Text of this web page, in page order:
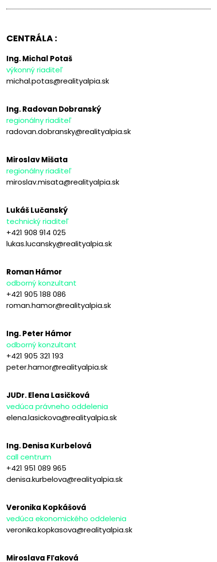
CENTRÁLA :
Ing. Michal Potaš
výkonný riaditeľ
michal.potas@realityalpia.sk
Ing. Radovan Dobranský
regionálny riaditeľ
radovan.dobransky@realityalpia.sk
Miroslav Mišata
regionálny riaditeľ
miroslav.misata@realityalpia.sk
Lukáš Lučanský
technický riaditeľ
+421 908 914 025
lukas.lucansky@realityalpia.sk
Roman Hámor
odborný konzultant
+421 905 188 086
roman.hamor@realityalpia.sk
Ing. Peter Hámor
odborný konzultant
+421 905 321 193
peter.hamor@realityalpia.sk
JUDr. Elena Lasičková
vedúca právneho oddelenia
elena.lasickova@realityalpia.sk
Ing. Denisa Kurbelová
call centrum
+421 951 089 965
denisa.kurbelova@realityalpia.sk
Veronika Kopkášová
vedúca ekonomického oddelenia
veronika.kopkasova@realityalpia.sk
Miroslava Fľaková